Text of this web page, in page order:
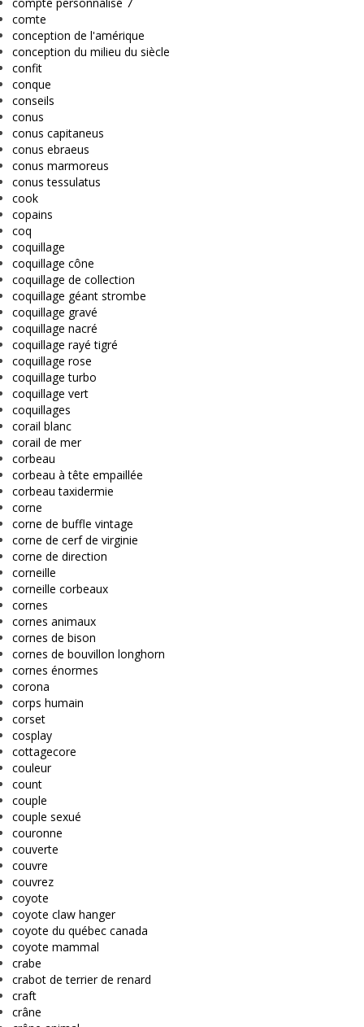
comte
conception de l'amérique
conception du milieu du siècle
confit
conque
conseils
conus
conus capitaneus
conus ebraeus
conus marmoreus
conus tessulatus
cook
copains
coq
coquillage
coquillage cône
coquillage de collection
coquillage géant strombe
coquillage gravé
coquillage nacré
coquillage rayé tigré
coquillage rose
coquillage turbo
coquillage vert
coquillages
corail blanc
corail de mer
corbeau
corbeau à tête empaillée
corbeau taxidermie
corne
corne de buffle vintage
corne de cerf de virginie
corne de direction
corneille
corneille corbeaux
cornes
cornes animaux
cornes de bison
cornes de bouvillon longhorn
cornes énormes
corona
corps humain
corset
cosplay
cottagecore
couleur
count
couple
couple sexué
couronne
couverte
couvre
couvrez
coyote
coyote claw hanger
coyote du québec canada
coyote mammal
crabe
crabot de terrier de renard
craft
crâne